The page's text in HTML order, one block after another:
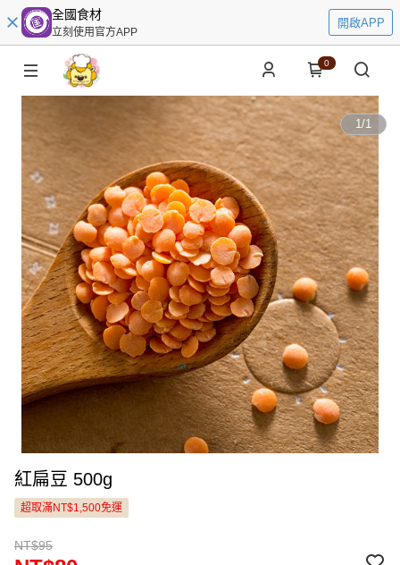
全國食材
立刻使用官方APP
開啟APP
0
1/1
紅扁豆 500g
超取滿NT$1,500免運
NT$95